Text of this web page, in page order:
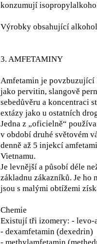
konzumují
Výrobky obsahující
3. AMFETAMINY
Amfetamin je povzbuzující
jako pervitin, slangově
sebedůvěru a koncentraci
extázy jako u ostatních
Jedna z „oficielně“
v období druhé světovém
denně až 5 injekcí
Vietnamu.
Je levnější a působí déle
základnu zákazníků. Je
jsou s malými obtížemi
Chemie
Existují tři izomery: - levo-
- dexamfetamin (dexedrin)